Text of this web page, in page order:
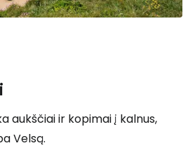
aukščiai ir kopimai į kalnus,
Velsą.